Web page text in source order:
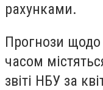
рахунками.
Прогнози
часом
звіті НБУ за